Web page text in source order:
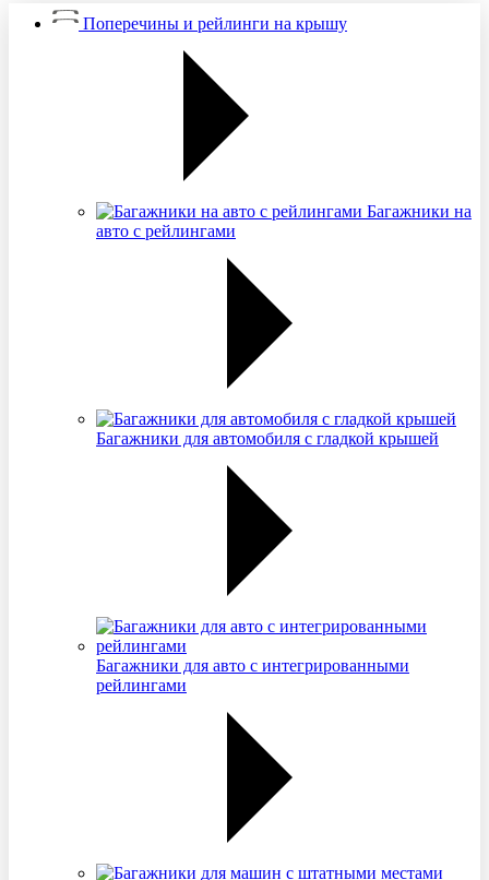
Поперечины и рейлинги на крышу
Багажники на
авто с рейлингами
Багажники для автомобиля с гладкой крышей
Багажники для авто с интегрированными
рейлингами